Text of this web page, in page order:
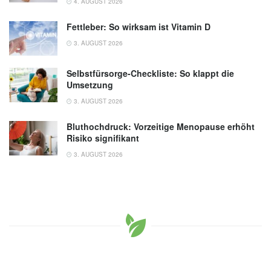
Fettleber: So wirksam ist Vitamin D
3. AUGUST 2026
Selbstfürsorge-Checkliste: So klappt die
Umsetzung
3. AUGUST 2026
Bluthochdruck: Vorzeitige Menopause erhöht
Risiko signifikant
3. AUGUST 2026